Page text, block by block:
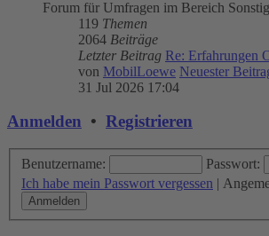
Forum für Umfragen im Bereich
119 Themen
2064 Beiträge
Letzter Beitrag Re: Erfahrungen
von MobilLoewe Neuester
31 Jul 2026 17:04
Anmelden • Registrieren
Benutzername:
Passwort:
Ich habe mein Passwort vergessen |